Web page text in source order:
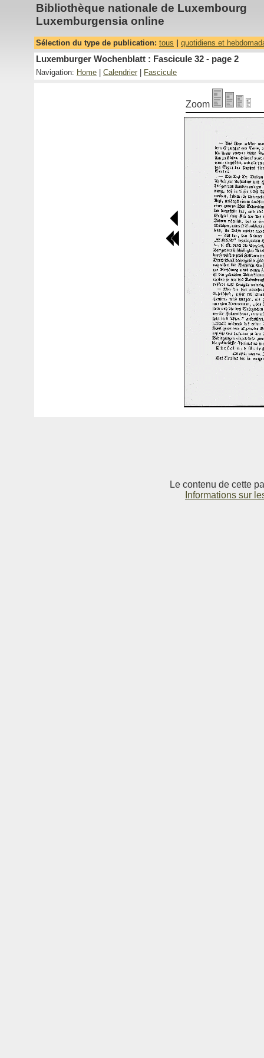
Bibliothèque nationale de Luxembourg
Luxemburgensia online
Sélection du type de publication: tous quotidiens et
Luxemburger Wochenblatt : Fascicule 32 - page 2
Navigation: Home Calendrier Fascicule
Zoom
Le contenu de cette
Informations sur